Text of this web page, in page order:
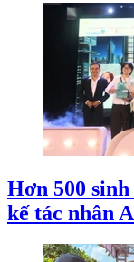
Hơn 500
kế tác nhân